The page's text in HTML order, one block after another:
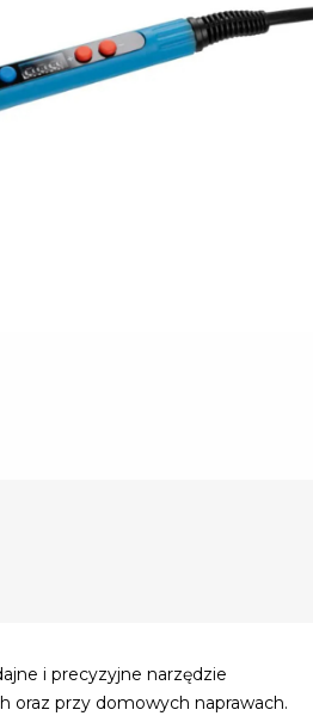
i precyzyjne narzędzie
oraz przy domowych naprawach.